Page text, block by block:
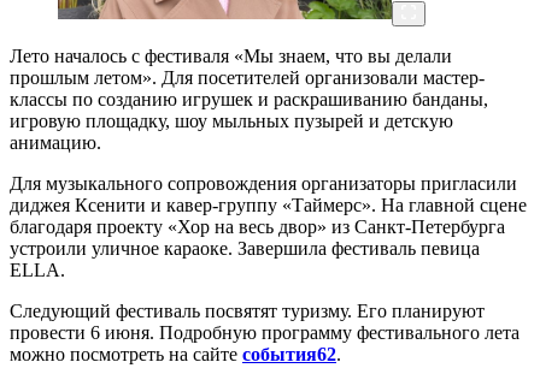
Лето началось с фестиваля «Мы знаем, что вы делали
прошлым летом». Для посетителей организовали мастер-
классы по созданию игрушек и раскрашиванию банданы,
игровую площадку, шоу мыльных пузырей и детскую
анимацию.
Для музыкального сопровождения организаторы пригласили
диджея Ксенити и кавер-группу «Таймерс». На главной сцене
благодаря проекту «Хор на весь двор» из Санкт-Петербурга
устроили уличное караоке. Завершила фестиваль певица
ELLA.
Следующий фестиваль посвятят туризму. Его планируют
провести 6 июня. Подробную программу фестивального лета
можно посмотреть на сайте события62.